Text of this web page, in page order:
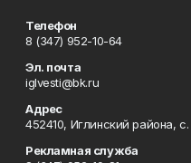
Телефон
8 (347) 952-10-64
Эл. почта
iglvesti@bk.ru
Адрес
452410, Иглинский района,
Рекламная служба